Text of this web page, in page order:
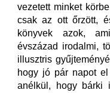
vezetett minket
csak az ott őrzött,
könyvek azok,
évszázad irodalmi,
illusztris
hogy jó pár napot
anélkül, hogy bárki